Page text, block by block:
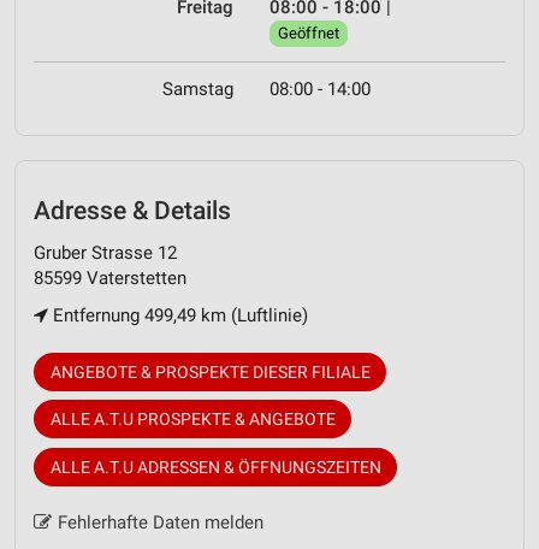
Freitag 08:00 - 18:00 |
Geöffnet
Samstag 08:00 - 14:00
Adresse & Details
Gruber Strasse 12
85599 Vaterstetten
Entfernung 499,49 km (Luftlinie)
ANGEBOTE & PROSPEKTE DIESER FILIALE
ALLE A.T.U PROSPEKTE & ANGEBOTE
ALLE A.T.U ADRESSEN & ÖFFNUNGSZEITEN
Fehlerhafte Daten melden